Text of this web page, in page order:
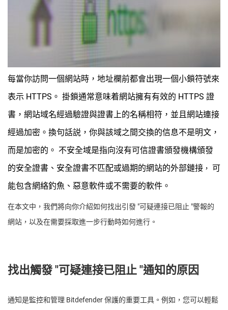
每當你訪問一個網站時，地址欄前都會出現一個小鎖符號來
表示 HTTPS。 掛鎖通常意味着網站擁有有效的 HTTPS 證
書，網站域名經過驗證與證書上的名稱相符，並且網站連接
經過加密。換句話説，你與該域之間交換的信息不是明文，
而是加密的。 不安全域是指向沒有可信證書頒發機構頒發
的安全證書、安全證書不匹配或過期的網站的外部鏈接 ， 可
能包含網絡釣魚、惡意軟件或不需要的軟件。
在本文中，我們將向你介紹如何找出引發 "可疑連接已阻止 "警報的
網站，以及在需要採取進一步行動時如何進行。
找出觸發 "可疑連接已阻止 "通知的原因
通知是監控和管理 Bitdefender 保護的重要工具。例如，您可以輕鬆